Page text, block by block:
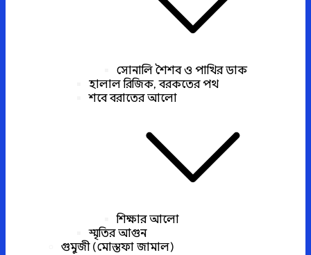
সোনালি শৈশব ও পাখির ডাক
হালাল রিজিক, বরকতের পথ
শবে বরাতের আলো
শিক্ষার আলো
স্মৃতির আগুন
গুমুজী (মোস্তফা জামাল)